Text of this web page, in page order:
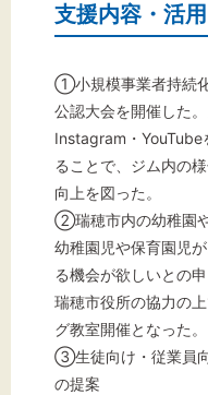
支援内容・活
①小規模事業者持続
公認大会を開催した
Instagram・YouTube
ることで、ジム内の
向上を図った。
②瑞穂市内の幼稚園
幼稚園児や保育園児
る機会が欲しいとの
瑞穂市役所の協力の
グ教室開催となった。
③生徒向け・従業員
の提案